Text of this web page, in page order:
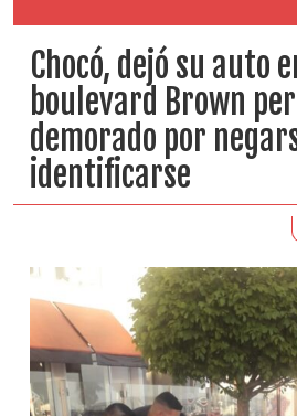
Chocó, dejó su auto
boulevard Brown
demorado por
identificarse